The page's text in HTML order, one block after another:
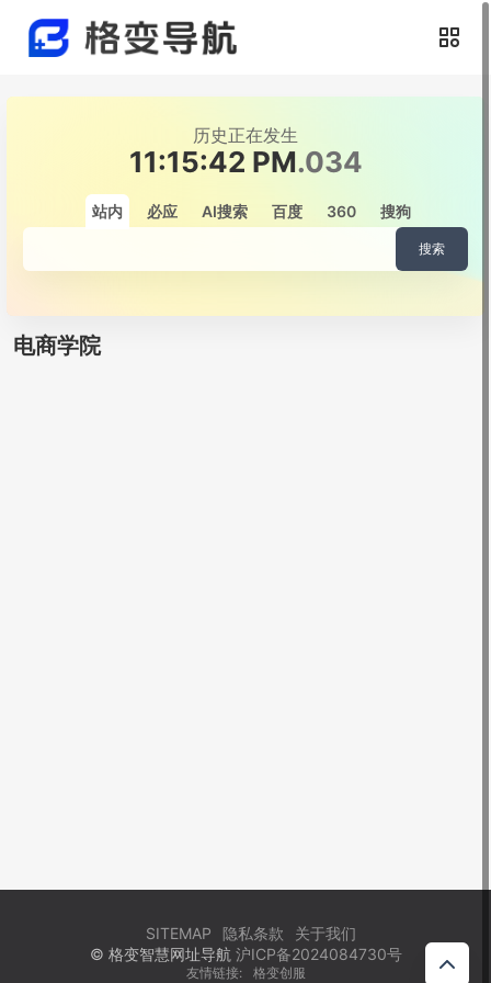
历史正在发生
11:15:42 PM.182
站内 必应 AI搜索 百度 360 搜狗
搜索
电商学院
SITEMAP 隐私条款
关于我们
© 格变智慧网址导航 沪ICP备2024084730号
友情链接: 格变创服